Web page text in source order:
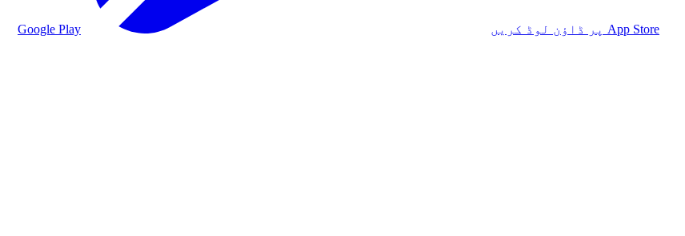
App Store پر ڈاؤن لوڈ کریں
Google Play